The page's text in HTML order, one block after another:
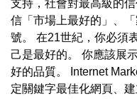
支持，社會對最高級的
信「市場上最好的」、
號。 在21世紀，你必須
己是最好的。 你應該展
好的品質。 Internet
定關鍵字最佳化網頁、